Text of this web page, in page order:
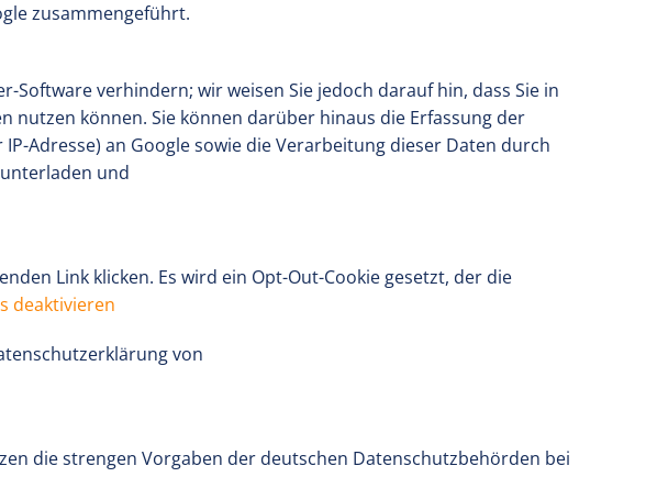
zusammengeführt.
verhindern; wir weisen Sie jedoch darauf hin, dass Sie in
nutzen können. Sie können darüber hinaus die Erfassung der
Adresse) an Google sowie die Verarbeitung dieser Daten durch
und
Link klicken. Es wird ein Opt-Out-Cookie gesetzt, der die
deaktivieren
von
die strengen Vorgaben der deutschen Datenschutzbehörden bei